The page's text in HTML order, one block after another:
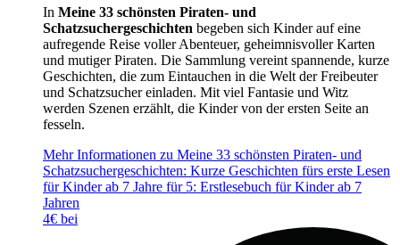
In Meine 33 schönsten Piraten- und
Schatzsuchergeschichten begeben sich Kinder auf eine
aufregende Reise voller Abenteuer, geheimnisvoller Karten
und mutiger Piraten. Die Sammlung vereint spannende, kurze
Geschichten, die zum Eintauchen in die Welt der Freibeuter
und Schatzsucher einladen. Mit viel Fantasie und Witz
werden Szenen erzählt, die Kinder von der ersten Seite an
fesseln.
Mehr Informationen zu Meine 33 schönsten Piraten- und
Schatzsuchergeschichten: Kurze Geschichten fürs erste Lesen
für Kinder ab 7 Jahre für 5: Erstlesebuch für Kinder ab 7
Jahren
4€ bei